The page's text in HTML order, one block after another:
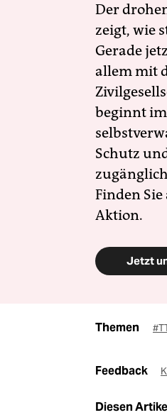
Der
zeigt, wie
Gerade
allem mit
beginnt
Schutz
Finden
Aktion.
Jetzt
Themen
Feedback
Diesen